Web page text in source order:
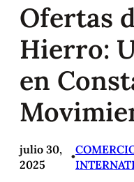
Ofertas
Hierro:
en
julio 30,
2025
•